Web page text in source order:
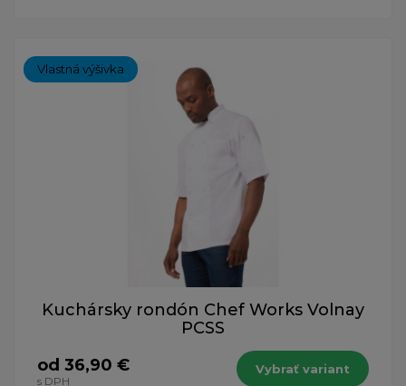
Vlastná výšivka
Kuchársky rondón Chef Works Volnay
PCSS
od 36,90 €
s DPH
Vybrať variant